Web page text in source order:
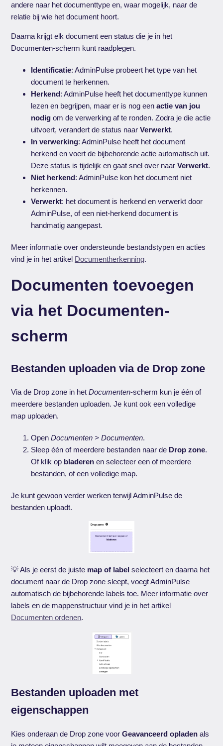
andere naar het documenttype en, waar mogelijk, naar de
relatie bij wie het document hoort.
Daarna krijgt elk document een status die je in het
Documenten-scherm kunt raadplegen.
Identificatie: AdminPulse probeert het type van het
document te herkennen.
Herkend: AdminPulse heeft het documenttype kunnen
lezen en begrijpen, maar er is nog eenactie van jou
nodig om de verwerking af te ronden. Zodra je die actie
uitvoert, verandert de status naarVerwerkt.
In verwerking: AdminPulse heeft het document
herkend en voert de bijbehorende actie automatisch uit.
Deze status is tijdelijk en gaat snel over naarVerwerkt.
Niet herkend: AdminPulse kon het document niet
herkennen.
Verwerkt: het document is herkend en verwerkt door
AdminPulse, of een niet-herkend document is
handmatig aangepast.
Meer informatie over ondersteunde bestandstypen en acties
vind je in het artikel Documentherkenning.
Documenten toevoegen
via het Documenten-
scherm
Bestanden uploaden via de Drop zone
Via de Drop zone in hetDocumenten-scherm kun je één of
meerdere bestanden uploaden. Je kunt ook een volledige
map uploaden.
OpenDocumenten > Documenten.
Sleep één of meerdere bestanden naar de Drop zone.
Of klik op bladeren en selecteer een of meerdere
bestanden, of een volledige map.
Je kunt gewoon verder werken terwijl AdminPulse de
bestanden uploadt.
💡 Als je eerst de juiste map of label selecteert en daarna het
document naar de Drop zone sleept, voegt AdminPulse
automatisch de bijbehorende labels toe. Meer informatie over
labels en de mappenstructuur vind je in het artikel
Documenten ordenen.
Bestanden uploaden met
eigenschappen
Kies onderaan de Drop zone voorGeavanceerd opladen als